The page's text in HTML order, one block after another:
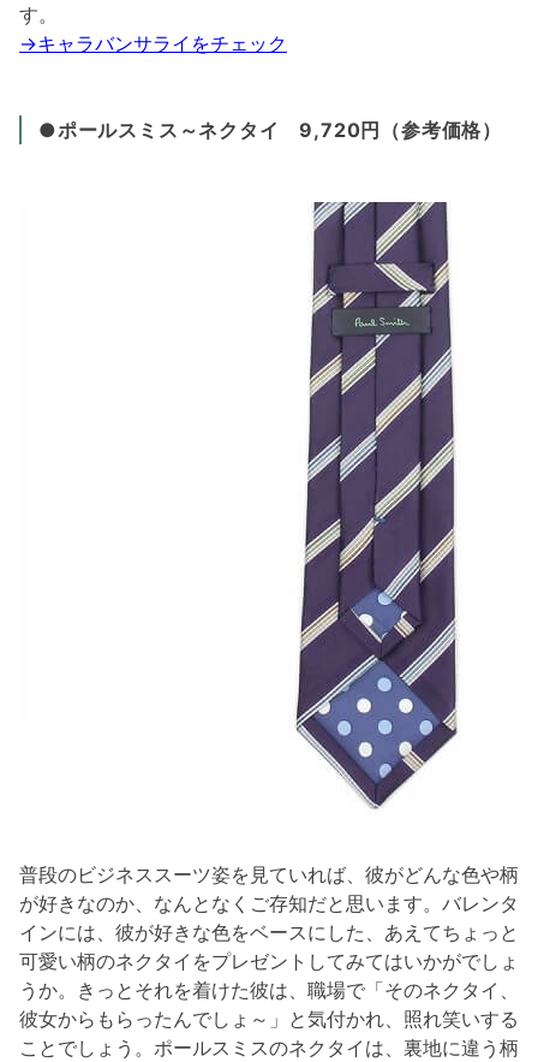
す。
→キャラバンサライをチェック
●ポールスミス～ネクタイ 9,720円（参考価格）
普段のビジネススーツ姿を見ていれば、彼がどんな色や柄
が好きなのか、なんとなくご存知だと思います。バレンタ
インには、彼が好きな色をベースにした、あえてちょっと
可愛い柄のネクタイをプレゼントしてみてはいかがでしょ
うか。きっとそれを着けた彼は、職場で「そのネクタイ、
彼女からもらったんでしょ～」と気付かれ、照れ笑いする
ことでしょう。ポールスミスのネクタイは、裏地に違う柄